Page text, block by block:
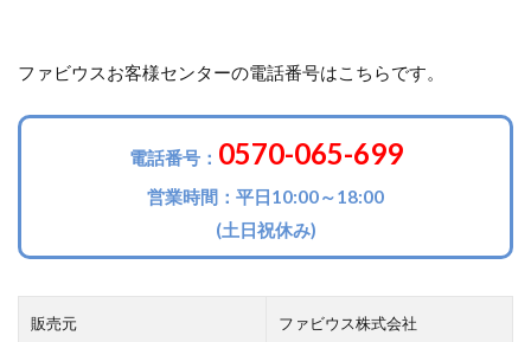
ファビウスお客様センターの電話番号はこちらです。
電話番号： 0570-065-699
営業時間：平日10:00～18:00
(土日祝休み)
販売元 ファビウス株式会社